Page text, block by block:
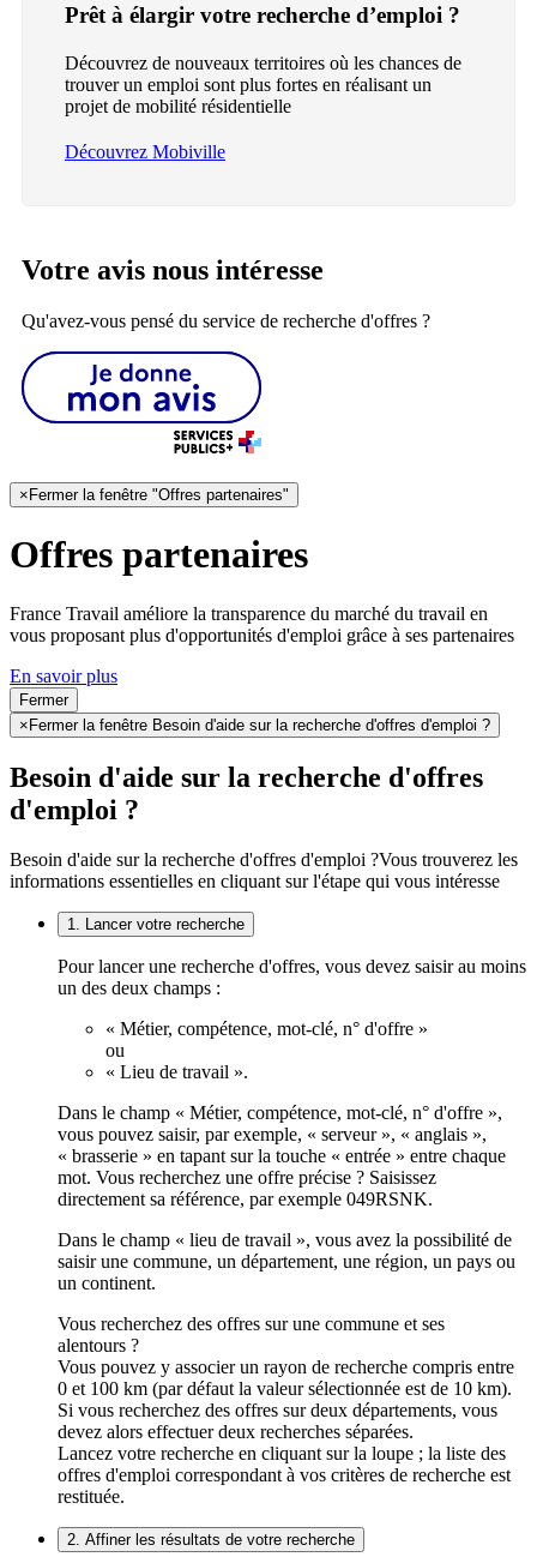
Prêt à élargir votre recherche d’emploi ?
Découvrez de nouveaux territoires où les chances de
trouver un emploi sont plus fortes en réalisant un
projet de mobilité résidentielle
Découvrez Mobiville
Votre avis nous intéresse
Qu'avez-vous pensé du service de recherche d'offres ?
× Fermer la fenêtre "Offres partenaires"
Offres partenaires
France Travail améliore la transparence du marché du travail en
vous proposant plus d'opportunités d'emploi grâce à ses partenaires
En savoir plus
Fermer
×Fermer la fenêtre Besoin d'aide sur la recherche d'offres d'emploi ?
Besoin d'aide sur la recherche d'offres
d'emploi ?
Besoin d'aide sur la recherche d'offres d'emploi ?Vous trouverez les
informations essentielles en cliquant sur l'étape qui vous intéresse
1. Lancer votre recherche
Pour lancer une recherche d'offres, vous devez saisir au moins
un des deux champs :
« Métier, compétence, mot-clé, n° d'offre »
ou
« Lieu de travail ».
Dans le champ « Métier, compétence, mot-clé, n° d'offre »,
vous pouvez saisir, par exemple, « serveur », « anglais »,
« brasserie » en tapant sur la touche « entrée » entre chaque
mot. Vous recherchez une offre précise ? Saisissez
directement sa référence, par exemple 049RSNK.
Dans le champ « lieu de travail », vous avez la possibilité de
saisir une commune, un département, une région, un pays ou
un continent.
Vous recherchez des offres sur une commune et ses
alentours ?
Vous pouvez y associer un rayon de recherche compris entre
0 et 100 km (par défaut la valeur sélectionnée est de 10 km).
Si vous recherchez des offres sur deux départements, vous
devez alors effectuer deux recherches séparées.
Lancez votre recherche en cliquant sur la loupe ; la liste des
offres d'emploi correspondant à vos critères de recherche est
restituée.
2. Affiner les résultats de votre recherche